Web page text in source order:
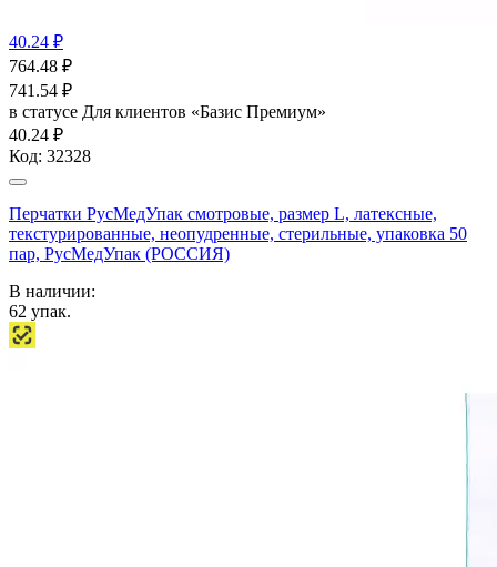
40.24 ₽
764.48 ₽
741.54 ₽
в статусе Для клиентов «Базис Премиум»
40.24 ₽
Код: 32328
Перчатки РусМедУпак смотровые, размер L, латексные,
текстурированные, неопудренные, стерильные, упаковка 50
пар, РусМедУпак (РОССИЯ)
В наличии:
62 упак.